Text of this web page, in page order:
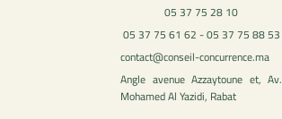
05 37 75 28 10
05 37 75 61 62 - 05 37 75 88 53
contact@conseil-concurrence.ma
Angle avenue Azzaytoune et, Av.
Mohamed Al Yazidi, Rabat